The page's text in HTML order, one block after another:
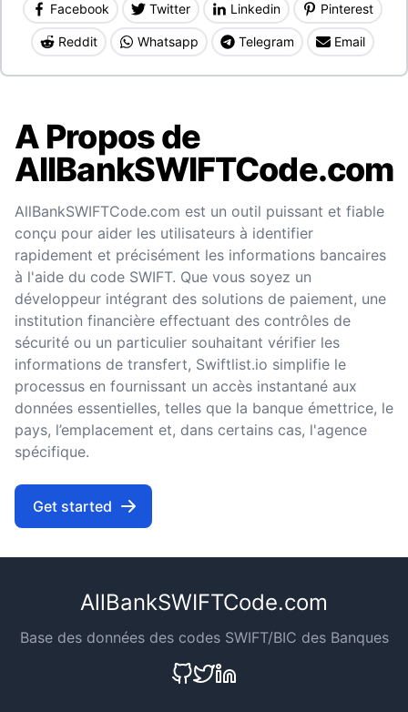
Facebook Twitter Linkedin Pinterest
Reddit Whatsapp Telegram Email
A Propos de
AllBankSWIFTCode.com
AllBankSWIFTCode.com est un outil puissant et fiable
conçu pour aider les utilisateurs à identifier
rapidement et précisément les informations bancaires
à l'aide du code SWIFT. Que vous soyez un
développeur intégrant des solutions de paiement, une
institution financière effectuant des contrôles de
sécurité ou un particulier souhaitant vérifier les
informations de transfert, Swiftlist.io simplifie le
processus en fournissant un accès instantané aux
données essentielles, telles que la banque émettrice, le
pays, l’emplacement et, dans certains cas, l'agence
spécifique.
Get started
AllBankSWIFTCode.com
Base des données des codes SWIFT/BIC des Banques